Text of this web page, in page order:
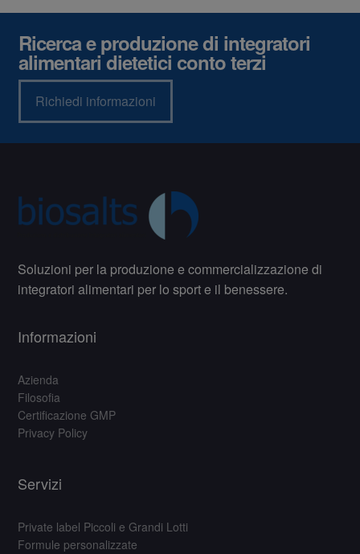
Ricerca e produzione di integratori
alimentari dietetici conto terzi
Richiedi informazioni
Soluzioni per la produzione e commercializzazione di
integratori alimentari per lo sport e il benessere.
Informazioni
Azienda
Filosofia
Certificazione GMP
Privacy Policy
Servizi
Private label Piccoli e Grandi Lotti
Formule personalizzate